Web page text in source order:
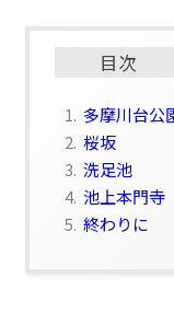
目次
1. 多摩川台公
2. 桜坂
3. 洗足池
4. 池上本門寺
5. 終わりに